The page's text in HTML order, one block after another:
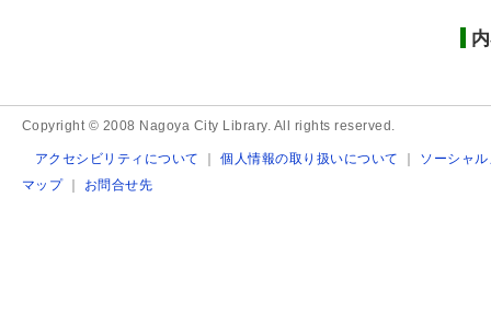
Copyright © 2008 Nagoya City Library. All rights reserved.
アクセシビリティについて ｜個人情報の取り扱いについて ｜ ソーシャ
マップ｜ お問合せ先